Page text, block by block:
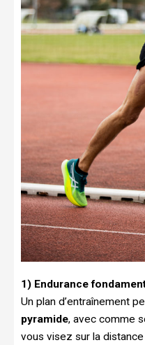
1) Endurance
Un plan d’entraînement
pyramide, avec comme
vous visez sur la